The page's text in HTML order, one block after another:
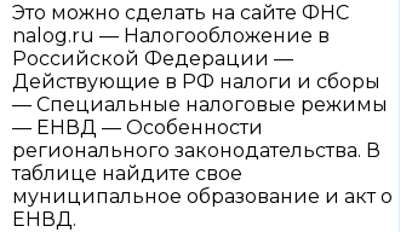
Это можно сделать на сайте ФНС
nalog.ru — Налогообложение в
Российской Федерации —
Действующие в РФ налоги и сборы
— Специальные налоговые режимы
— ЕНВД — Особенности
регионального законодательства. В
таблице найдите свое
муниципальное образование и акт о
ЕНВД.